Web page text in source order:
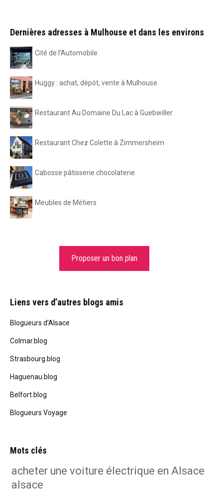
Dernières adresses à Mulhouse et dans les environs
Cité de l’Automobile
Huggy : achat, dépôt, vente à Mulhouse
Restaurant Au Domaine Du Lac à Guebwiller
Restaurant Chez Colette à Zimmersheim
Cabosse pâtisserie chocolaterie
Meubles de Métiers
Proposer un bon plan
Liens vers d’autres blogs amis
Blogueurs d’Alsace
Colmar.blog
Strasbourg.blog
Haguenau.blog
Belfort.blog
Blogueurs Voyage
Mots clés
acheter une voiture électrique en Alsace
alsace